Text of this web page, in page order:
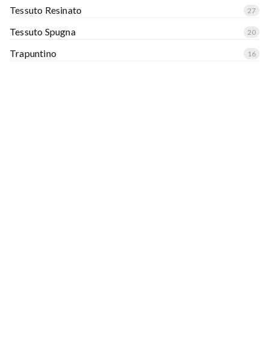
Tessuto Resinato 27
Tessuto Spugna 20
Trapuntino 16